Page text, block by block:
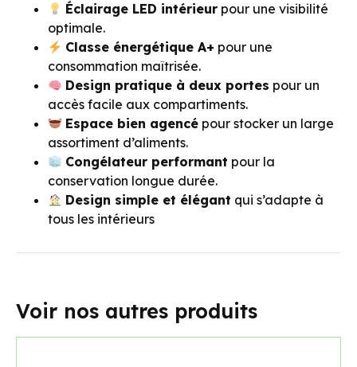
Éclairage LED intérieur pour une visibilité
optimale.
Classe énergétique A+ pour une
consommation maîtrisée.
Design pratique à deux portes pour un
accès facile aux compartiments.
Espace bien agencé pour stocker un large
assortiment d’aliments.
Congélateur performant pour la
conservation longue durée.
Design simple et élégant qui s’adapte à
tous les intérieurs
Voir nos autres produits